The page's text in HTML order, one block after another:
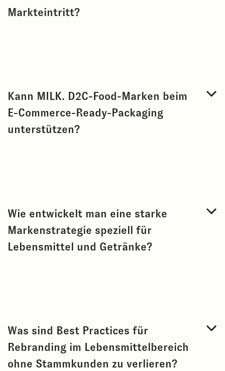
Markteintritt?
Kann MILK. D2C-Food-Marken beim
E-Commerce-Ready-Packaging
unterstützen?
Wie entwickelt man eine starke
Markenstrategie speziell für
Lebensmittel und Getränke?
Was sind Best Practices für
Rebranding im Lebensmittelbereich
ohne Stammkunden zu verlieren?